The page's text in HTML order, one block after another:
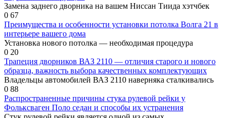
Замена заднего дворника на вашем Ниссан Тиида хэтчбек
0 67
Преимущества и особенности установки потолка Волга 21 в
интерьере вашего дома
Установка нового потолка — необходимая процедура
0 20
Трапеция дворников ВАЗ 2110 — отличия старого и нового
образца, важность выбора качественных комплектующих
Владельцы автомобилей ВАЗ 2110 наверняка сталкивались
0 88
Распространенные причины стука рулевой рейки у
Фольксваген Поло седан и способы их устранения